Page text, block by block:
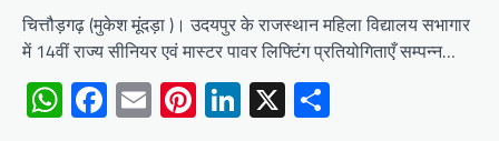
चित्तौड़गढ़ (मुकेश मूंदड़ा )। उदयपुर के राजस्थान महिला विद्यालय सभागार
में 14वीं राज्य सीनियर एवं मास्टर पावर लिफ्टिंग प्रतियोगिताएँ सम्पन्न…
WhatsApp
Facebook
EmailPinterest
LinkedIn
X